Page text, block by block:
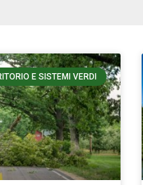
E SISTEMI VERDI